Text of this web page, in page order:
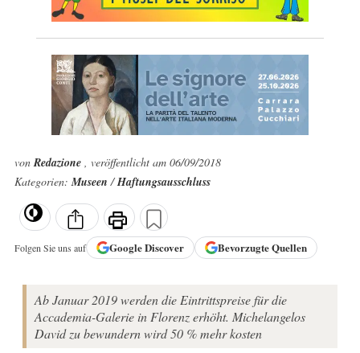
vonRedazione , veröffentlicht am 06/09/2018
Kategorien:Museen/Haftungsausschluss
Folgen Sie uns auf GoogleDiscover Bevorzugte Quellen
Ab Januar 2019 werden die Eintrittspreise für die
Accademia-Galerie in Florenz erhöht. Michelangelos
David zu bewundern wird 50 % mehr kosten